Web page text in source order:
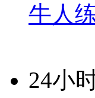
牛人
24小